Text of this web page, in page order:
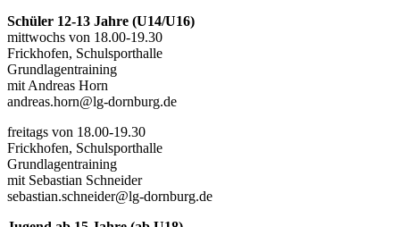
Schüler 12-13 Jahre (U14/U16)
mittwochs von 18.00-19.30
Frickhofen, Schulsporthalle
Grundlagentraining
mit Andreas Horn
andreas.horn@lg-dornburg.de
freitags von 18.00-19.30
Frickhofen, Schulsporthalle
Grundlagentraining
mit Sebastian Schneider
sebastian.schneider@lg-dornburg.de